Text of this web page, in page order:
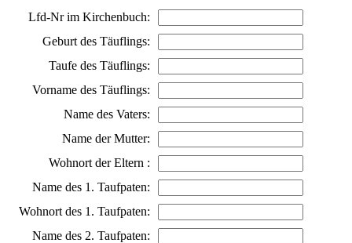
Lfd-Nr im Kirchenbuch:
Geburt des Täuflings:
Taufe des Täuflings:
Vorname des Täuflings:
Name des Vaters:
Name der Mutter:
Wohnort der Eltern :
Name des 1. Taufpaten:
Wohnort des 1. Taufpaten:
Name des 2. Taufpaten: